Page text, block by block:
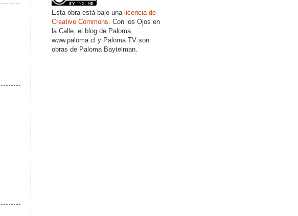
Esta obra está bajo una licencia de
Creative Commons . Con los Ojos en
la Calle, el blog de Paloma,
www.paloma.cl y Paloma TV son
obras de Paloma Baytelman.